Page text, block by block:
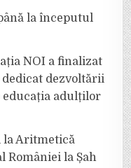
la începutul
NOI a finalizat
dezvoltării
adulților
la Aritmetică
României la Șah